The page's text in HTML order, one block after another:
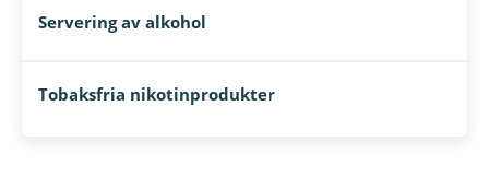
Servering av alkohol
Tobaksfria nikotinprodukter